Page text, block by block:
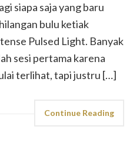
siapa saja yang baru
bulu ketiak
Pulsed Light. Banyak
sesi pertama karena
terlihat, tapi justru […]
Continue Reading